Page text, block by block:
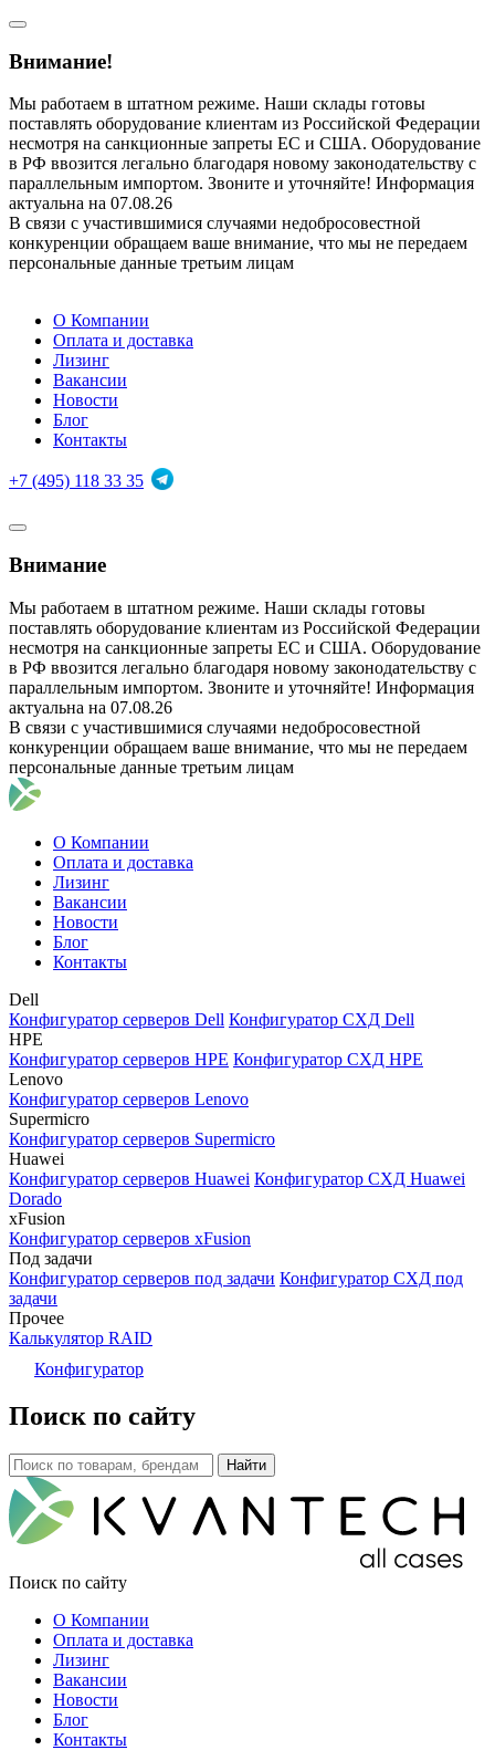
Внимание!
Мы работаем в штатном режиме. Наши склады готовы
поставлять оборудование клиентам из Российской Федерации
несмотря на санкционные запреты ЕС и США. Оборудование
в РФ ввозится легально благодаря новому законодательству с
параллельным импортом. Звоните и уточняйте! Информация
актуальна на 07.08.26
В связи с участившимися случаями недобросовестной
конкуренции обращаем ваше внимание, что мы не передаем
персональные данные третьим лицам
О Компании
Оплата и доставка
Лизинг
Вакансии
Новости
Блог
Контакты
+7 (495) 118 33 35
Внимание
Мы работаем в штатном режиме. Наши склады готовы
поставлять оборудование клиентам из Российской Федерации
несмотря на санкционные запреты ЕС и США. Оборудование
в РФ ввозится легально благодаря новому законодательству с
параллельным импортом. Звоните и уточняйте! Информация
актуальна на 07.08.26
В связи с участившимися случаями недобросовестной
конкуренции обращаем ваше внимание, что мы не передаем
персональные данные третьим лицам
О Компании
Оплата и доставка
Лизинг
Вакансии
Новости
Блог
Контакты
Dell
Конфигуратор серверов Dell Конфигуратор СХД Dell
HPE
Конфигуратор серверов HPE Конфигуратор СХД HPE
Lenovo
Конфигуратор серверов Lenovo
Supermicro
Конфигуратор серверов Supermicro
Huawei
Конфигуратор серверов Huawei Конфигуратор СХД Huawei
Dorado
xFusion
Конфигуратор серверов xFusion
Под задачи
Конфигуратор серверов под задачи Конфигуратор СХД под
задачи
Прочее
Калькулятор RAID
Конфигуратор
Поиск по сайту
Поиск по сайту
О Компании
Оплата и доставка
Лизинг
Вакансии
Новости
Блог
Контакты